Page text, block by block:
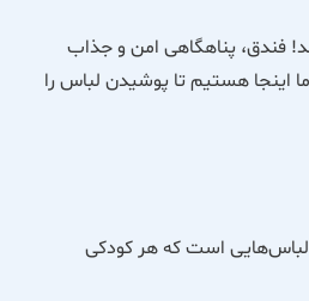
فندق، پناهگاهی امن و جذاب
اینجا هستیم تا پوشیدن لباس را
لباس‌هایی است که هر کودکی